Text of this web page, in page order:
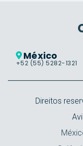
Management
Control Tower
México
+52 (55) 5282-1321
Direitos